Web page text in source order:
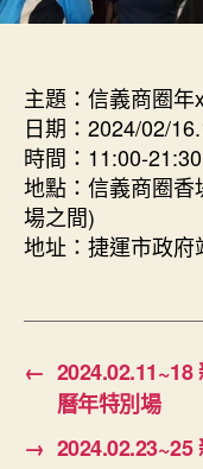
主題：信義商圈年
日期：2024/02/
時間：11:00-21:30
地點：信義商圈
場之間)
地址：捷運市政
← 2024.02.11~18
曆年特別場
→ 2024.02.23~25